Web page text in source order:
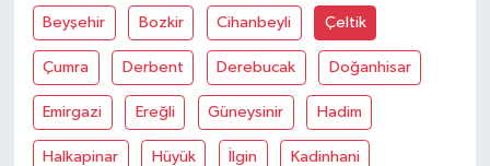
Beyşehir Bozkir Cihanbeyli Çeltik
Çumra Derbent Derebucak Doğanhisar
Emirgazi Ereğli Güneysinir Hadim
Halkapinar Hüyük İlgin Kadinhani